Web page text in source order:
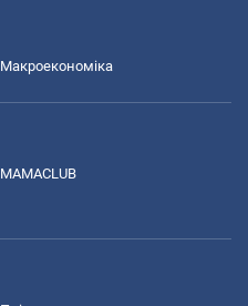
Макроекономіка
MAMACLUB